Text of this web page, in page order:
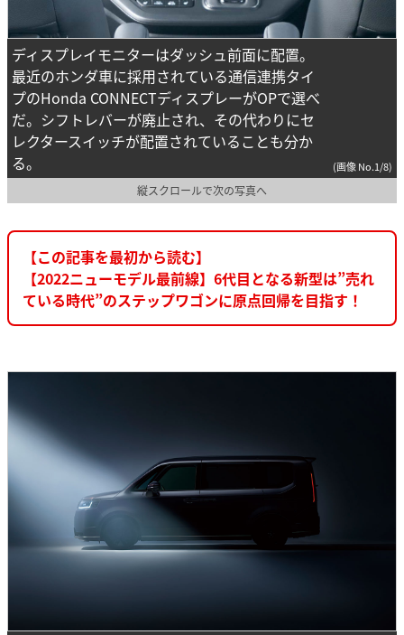
ディスプレイモニターはダッシュ前面に配置。
最近のホンダ車に採用されている通信連携タイ
プのHonda CONNECTディスプレーがOPで選べ
だ。シフトレバーが廃止され、その代わりにセ
レクタースイッチが配置されていることも分か
る。
(画像 No.1/8)
縦スクロールで次の写真へ
【この記事を最初から読む】
【2022ニューモデル最前線】6代目となる新型は”売れ
ている時代”のステップワゴンに原点回帰を目指す！